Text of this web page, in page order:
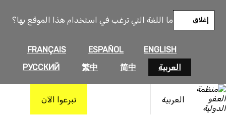
ما اللغة التي ترغب في استخدام هذا الموقع بها؟
ENGLISH
ESPAÑOL
FRANÇAIS
العربية
简中
繁中
РУССКИЙ
إغلاق
العربية تبرعوا الآن
المحتوى